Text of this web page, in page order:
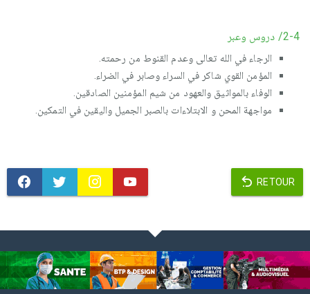
2-4/ دروس وعبر
الرجاء في الله تعالى وعدم القنوط من رحمته.
المؤمن القوي شاكر في السراء وصابر في الضراء.
الوفاء بالمواثيق والعهود من شيم المؤمنين الصادقين.
مواجهة المحن و الابتلاءات بالصبر الجميل واليقين في التمكين.
RETOUR